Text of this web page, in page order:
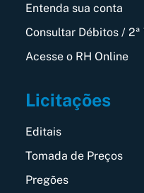
Entenda sua conta
Consultar Débitos / 2ª
Acesse o RH Online
Licitações
Editais
Tomada de Preços
Pregões